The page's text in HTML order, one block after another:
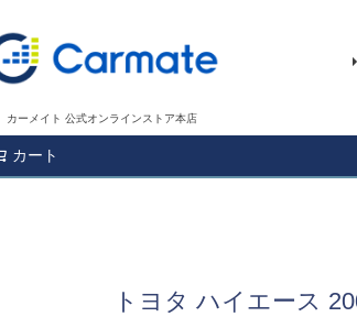
カーメイト 公式オンラインストア本店
カート
トヨタ ハイエース